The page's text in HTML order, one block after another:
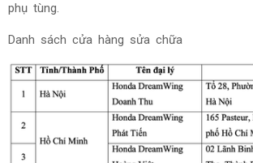
phụ tùng.
Danh sách cửa hàng sửa chữa